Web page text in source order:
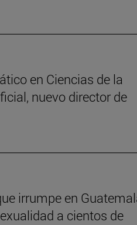
en Ciencias de la
nuevo director de
irrumpe en
a cientos de